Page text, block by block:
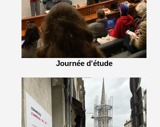
Journée d'étude